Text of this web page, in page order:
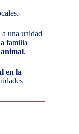
una unidad
familia
.
en la